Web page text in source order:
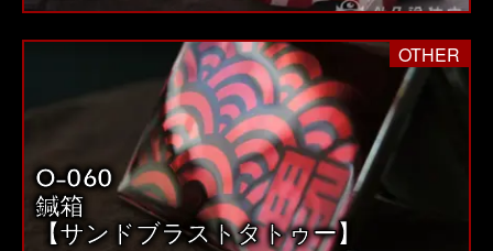
OTHER
O-060
鍼箱
【サンドブラストタトゥー】